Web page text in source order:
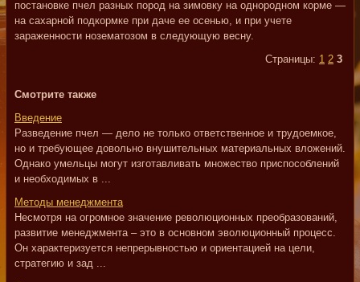
постановке пчел разных пород на зимовку на однородном корме —
на сахарной подкормке при даче ее осенью, и при учете
зараженности нозематозом в следующую весну.
Страницы: 1 2 3
Смотрите также
Введение
Разведение пчел — дело не только ответственное и трудоемкое,
но и требующее довольно внушительных материальных вложений.
Однако умельцы могут изготавливать множество приспособлений
и необходимых в ...
Методы менеджмента
Несмотря на огромное значение революционных преобразований,
развитие менеджмента – это в основном эволюционный процесс.
Он характеризуется непрерывностью и ориентацией на цели,
стратегию и зад ...